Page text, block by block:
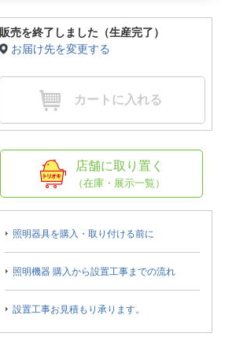
販売を終了しました（生産完了）
お届け先を変更する
カートに入れる
店舗に取り置く
（在庫・展示一覧）
照明器具を購入・取り付ける前に
照明機器 購入から設置工事までの流れ
設置工事お見積もり承ります。